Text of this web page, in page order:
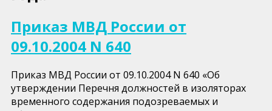
Приказ МВД России от
09.10.2004 N 640
Приказ МВД России от 09.10.2004 N 640 «Об
утверждении Перечня должностей в изоляторах
временного содержания подозреваемых и